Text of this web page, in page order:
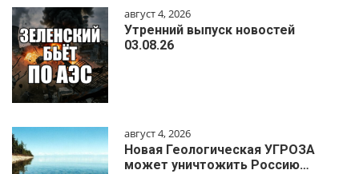
август 4, 2026
Утренний выпуск новостей
03.08.26
август 4, 2026
Новая Геологическая УГРОЗА
может уничтожить Россию…